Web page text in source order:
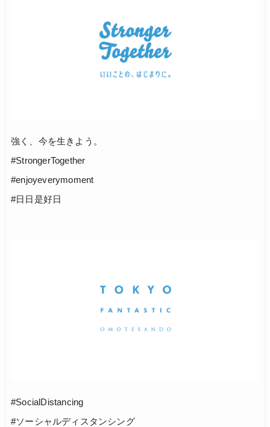
強く、今を生きよう。
#StrongerTogether
#enjoyeverymoment
#日日是好日
#SocialDistancing
#ソーシャルディスタンシング